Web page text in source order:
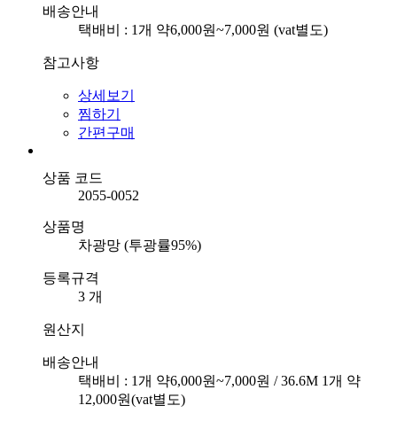
배송안내
택배비 : 1개 약6,000원~7,000원 (vat별도)
참고사항
상세보기
찜하기
간편구매
상품 코드
2055-0052
상품명
차광망 (투광률95%)
등록규격
3 개
원산지
배송안내
택배비 : 1개 약6,000원~7,000원 / 36.6M 1개 약
12,000원(vat별도)